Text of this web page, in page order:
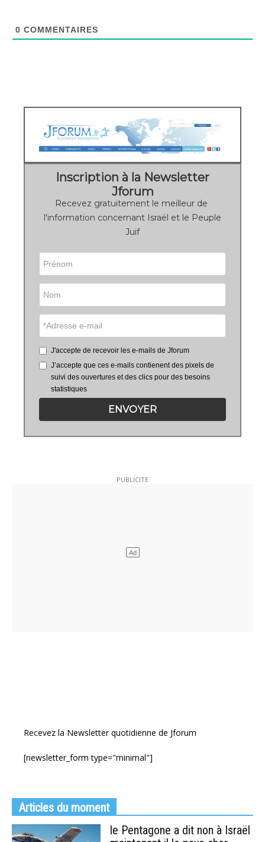
0 COMMENTAIRES
Inscription à la Newsletter
Jforum
Recevez gratuitement le meilleur de
l'information concernant Israël et le Peuple
Juif
J'accepte de recevoir les e-mails de Jforum
J’accepte que ces e-mails contienent des pixels de
suivi des ouvertures et des clics pour des besoins
statistiques
ENVOYER
Recevez la Newsletter quotidienne de Jforum
[newsletter_form type="minimal"]
Articles du moment
le Pentagone a dit non à Israël